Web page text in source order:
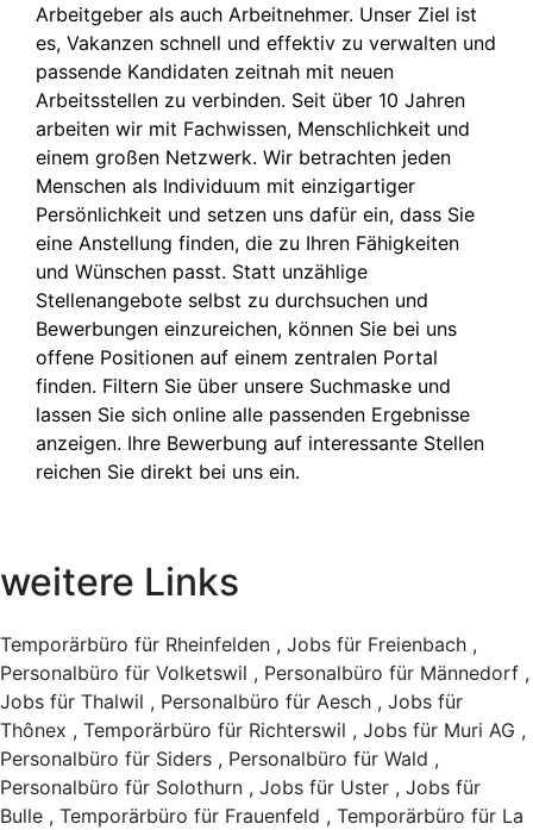
Arbeitgeber als auch Arbeitnehmer. Unser Ziel ist
es, Vakanzen schnell und effektiv zu verwalten und
passende Kandidaten zeitnah mit neuen
Arbeitsstellen zu verbinden. Seit über 10 Jahren
arbeiten wir mit Fachwissen, Menschlichkeit und
einem großen Netzwerk. Wir betrachten jeden
Menschen als Individuum mit einzigartiger
Persönlichkeit und setzen uns dafür ein, dass Sie
eine Anstellung finden, die zu Ihren Fähigkeiten
und Wünschen passt. Statt unzählige
Stellenangebote selbst zu durchsuchen und
Bewerbungen einzureichen, können Sie bei uns
offene Positionen auf einem zentralen Portal
finden. Filtern Sie über unsere Suchmaske und
lassen Sie sich online alle passenden Ergebnisse
anzeigen. Ihre Bewerbung auf interessante Stellen
reichen Sie direkt bei uns ein.
weitere Links
Temporärbüro für Rheinfelden , Jobs für Freienbach ,
Personalbüro für Volketswil , Personalbüro für Männedorf ,
Jobs für Thalwil , Personalbüro für Aesch , Jobs für
Thônex , Temporärbüro für Richterswil , Jobs für Muri AG ,
Personalbüro für Siders , Personalbüro für Wald ,
Personalbüro für Solothurn , Jobs für Uster , Jobs für
Bulle , Temporärbüro für Frauenfeld , Temporärbüro für La